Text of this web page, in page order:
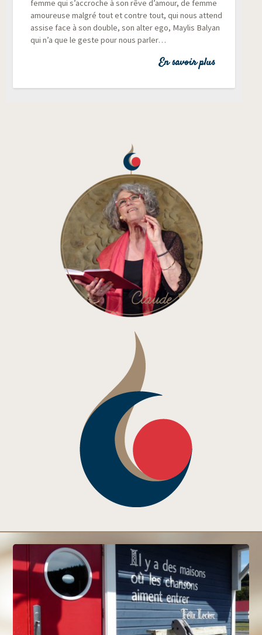
femme qui s’accroche à son rêve d’amour, de femme
amou­reuse mal­gré tout et contre tout, qui nous attend
assise face à son double, son alter ego, May­lis Balyan
qui n’a que le geste pour nous parler…
En savoir plus